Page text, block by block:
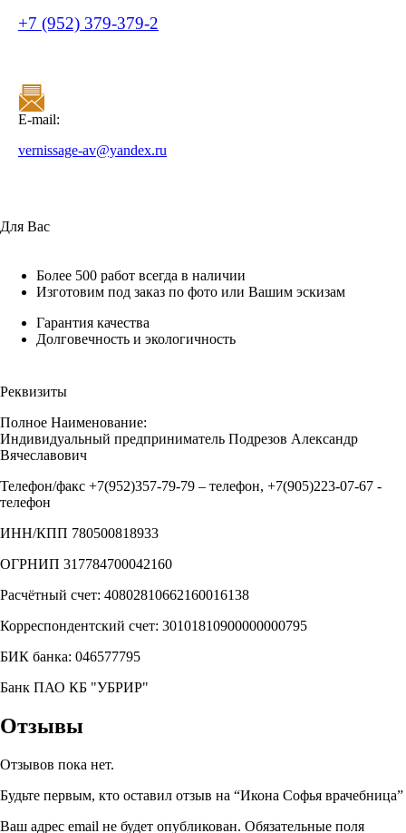
+7 (952) 379-379-2
E-mail:
vernissage-av@yandex.ru
Для Вас
Более 500 работ всегда в наличии
Изготовим под заказ по фото или Вашим эскизам
Гарантия качества
Долговечность и экологичность
Реквизиты
Полное Наименование:
Индивидуальный предприниматель Подрезов Александр
Вячеславович
Телефон/факс +7(952)357-79-79 – телефон, +7(905)223-07-67 -
телефон
ИНН/КПП 780500818933
ОГРНИП 317784700042160
Расчётный счет: 40802810662160016138
Корреспондентский счет: 30101810900000000795
БИК банка: 046577795
Банк ПАО КБ "УБРИР"
Отзывы
Отзывов пока нет.
Будьте первым, кто оставил отзыв на “Икона Софья врачебница”
Ваш адрес email не будет опубликован. Обязательные поля